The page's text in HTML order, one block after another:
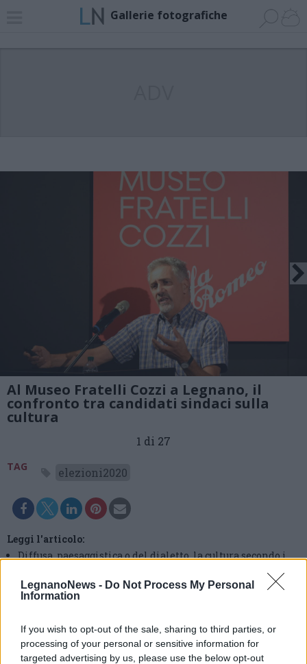
LegnanoNews - Do Not Process My Personal
Information
If you wish to opt-out of the sale, sharing to third parties, or
processing of your personal or sensitive information for
targeted advertising by us, please use the below opt-out
Gallerie fotografiche
Al Museo Fratelli Cozzi a Legnano, il
confronto tra candidati sindaci sulla
cultura
1 di 27
TAG elezioni2020
Leggi l'articolo:
Diffusa, paesaggistica o del dialetto, la cultura secondo i